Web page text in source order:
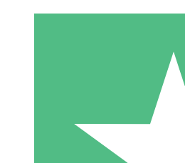
Pacchetti di
Paga a consumo con crediti di